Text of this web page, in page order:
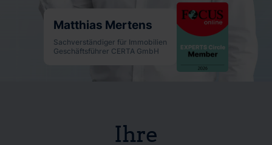
Matthias Mertens
Sachverständiger für Immobilien
Geschäftsführer CERTA GmbH
Ihre